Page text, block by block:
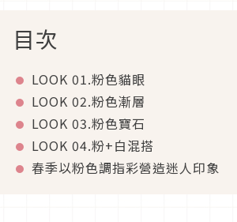
目次
LOOK 01.粉色貓眼
LOOK 02.粉色漸層
LOOK 03.粉色寶石
LOOK 04.粉+白混搭
春季以粉色調指彩營造迷人印象